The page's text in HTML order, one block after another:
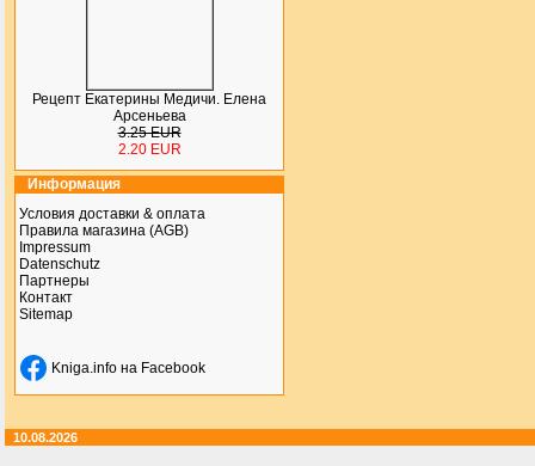
Рецепт Екатерины Медичи. Елена
Арсеньева
3.25 EUR
2.20 EUR
Информация
Условия доставки & оплата
Правила магазина (AGB)
Impressum
Datenschutz
Партнеры
Контакт
Sitemap
Kniga.info на Facebook
10.08.2026